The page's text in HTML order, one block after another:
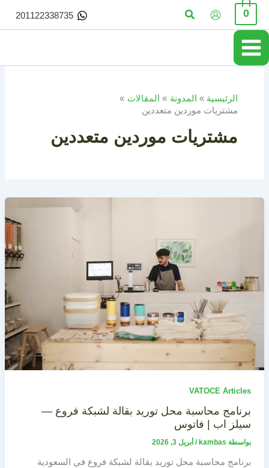
تخطي
المحتوى
0 البحث 201122338735
الرئيسية المدونة
المقالات
مشتريات موردين متعددين
مشتريات موردين متعددين
VATOCE Articles
برنامج محاسبة محل توريد بقالة لشبكة فروع —
سيلز اب | فاتوس
بواسطة kambas
/ أبريل 3, 2026
برنامج محاسبة محل توريد بقالة لشبكة فروع في السعودية